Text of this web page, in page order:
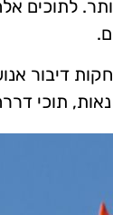
לתוכים
דיבור
דררה יכול